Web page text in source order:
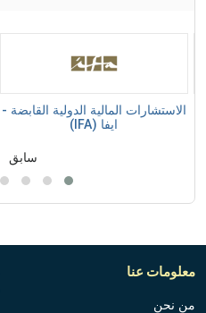
الاستشارات المالية الدولية القابضة -
ايفا (IFA)
سابق
معلومات عنا
من نحن